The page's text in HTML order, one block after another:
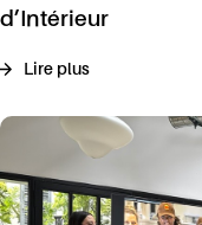
d’Intérieur
Lire plus